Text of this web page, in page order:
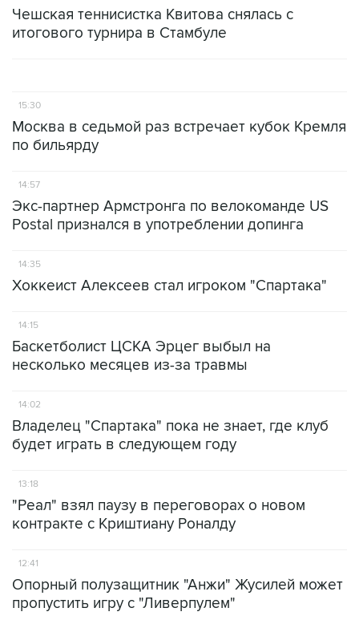
Чешская теннисистка Квитова снялась с
итогового турнира в Стамбуле
15:30
Москва в седьмой раз встречает кубок Кремля
по бильярду
14:57
Экс-партнер Армстронга по велокоманде US
Postal признался в употреблении допинга
14:35
Хоккеист Алексеев стал игроком "Спартака"
14:15
Баскетболист ЦСКА Эрцег выбыл на
несколько месяцев из-за травмы
14:02
Владелец "Спартака" пока не знает, где клуб
будет играть в следующем году
13:18
"Реал" взял паузу в переговорах о новом
контракте с Криштиану Роналду
12:41
Опорный полузащитник "Анжи" Жусилей может
пропустить игру с "Ливерпулем"